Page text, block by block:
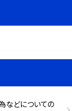
などについての